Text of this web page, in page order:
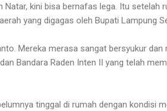
Natar, kini bisa bernafas lega. Itu setelah
yang digagas oleh Bupati Lampung
Mereka merasa sangat bersyukur
Bandara Raden Inten II yang telah
tinggal di rumah dengan kondisi